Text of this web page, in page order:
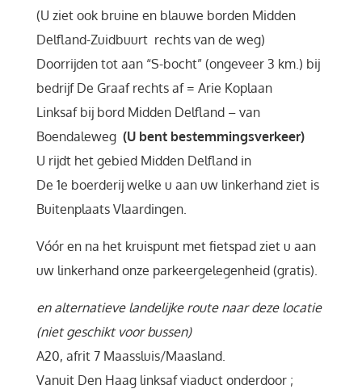
(U ziet ook bruine en blauwe borden Midden
Delfland-Zuidbuurt rechts van de weg)
Doorrijden tot aan “S-bocht” (ongeveer 3 km.) bij
bedrijf De Graaf rechts af = Arie Koplaan
Linksaf bij bord Midden Delfland – van
Boendaleweg (U bent bestemmingsverkeer)
U rijdt het gebied Midden Delfland in
De 1e boerderij welke u aan uw linkerhand ziet is
Buitenplaats Vlaardingen.
Vóór en na het kruispunt met fietspad ziet u aan
uw linkerhand onze parkeergelegenheid (gratis).
en alternatieve landelijke route naar deze locatie
(niet geschikt voor bussen)
A20, afrit 7 Maassluis/Maasland.
Vanuit Den Haag linksaf viaduct onderdoor ;